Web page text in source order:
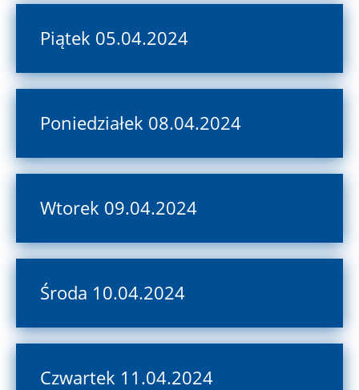
Piątek 05.04.2024
Poniedziałek 08.04.2024
Wtorek 09.04.2024
Środa 10.04.2024
Czwartek 11.04.2024